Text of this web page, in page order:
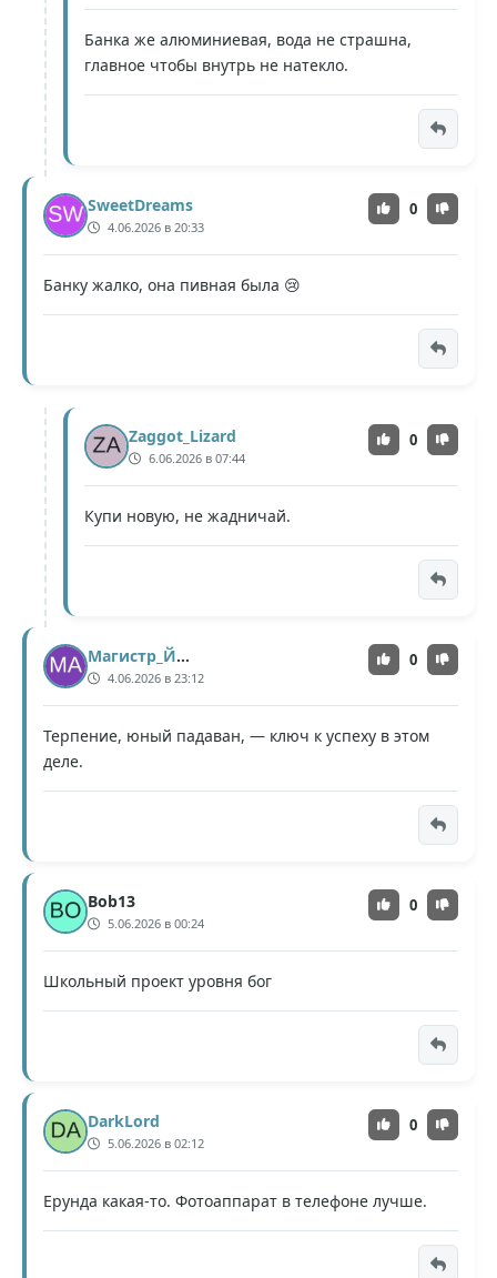
Банка же алюминиевая, вода не страшна,
главное чтобы внутрь не натекло.
SweetDreams
4.06.2026 в 20:33
0
Банку жалко, она пивная была 😢
Zaggot_Lizard
6.06.2026 в 07:44
0
Купи новую, не жадничай.
Магистр_Йода
4.06.2026 в 23:12
0
Терпение, юный падаван, — ключ к успеху в этом
деле.
Bob13
5.06.2026 в 00:24
0
Школьный проект уровня бог
DarkLord
5.06.2026 в 02:12
0
Ерунда какая-то. Фотоаппарат в телефоне лучше.